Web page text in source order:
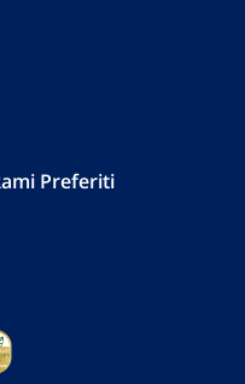
Preferiti